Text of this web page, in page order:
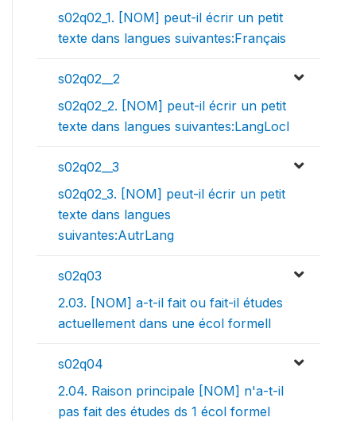
s02q02_1. [NOM] peut-il écrir un petit
texte dans langues suivantes:Français
s02q02__2
s02q02_2. [NOM] peut-il écrir un petit
texte dans langues suivantes:LangLocl
s02q02__3
s02q02_3. [NOM] peut-il écrir un petit
texte dans langues
suivantes:AutrLang
s02q03
2.03. [NOM] a-t-il fait ou fait-il études
actuellement dans une écol formell
s02q04
2.04. Raison principale [NOM] n'a-t-il
pas fait des études ds 1 écol formel